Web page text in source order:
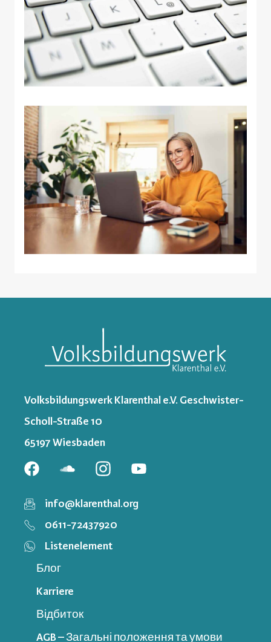
Volksbildungswerk Klarenthal e.V. Geschwister-
Scholl-Straße 10
65197 Wiesbaden
info@klarenthal.org
0611-72437920
Listenelement
Блог
Karriere
Відбиток
AGB – Загальні положення та умови